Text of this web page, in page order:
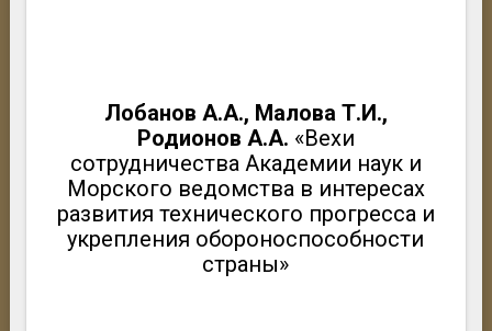
Лобанов А.А., Малова Т.И.,
Родионов А.А. «Вехи
сотрудничества Академии наук и
Морского ведомства в интересах
развития технического прогресса и
укрепления обороноспособности
страны»